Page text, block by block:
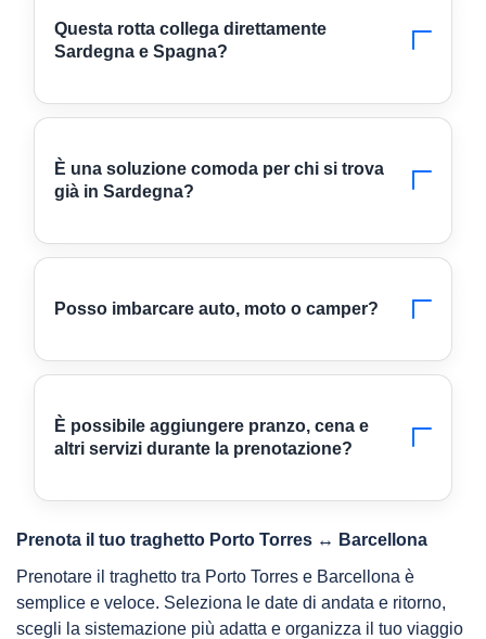
Questa rotta collega direttamente
Sardegna e Spagna?
È una soluzione comoda per chi si trova
già in Sardegna?
Posso imbarcare auto, moto o camper?
È possibile aggiungere pranzo, cena e
altri servizi durante la prenotazione?
Prenota il tuo traghetto Porto Torres ↔ Barcellona
Prenotare il traghetto tra Porto Torres e Barcellona è
semplice e veloce. Seleziona le date di andata e ritorno,
scegli la sistemazione più adatta e organizza il tuo viaggio